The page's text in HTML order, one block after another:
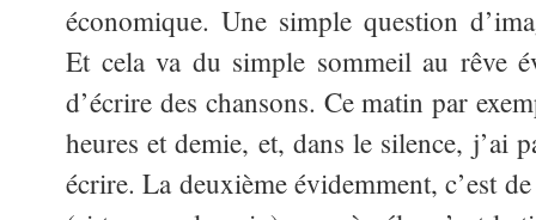
économique. Une simple question
Et cela va du simple sommeil au rêve
d’écrire des chansons. Ce matin par
heures et demie, et, dans le silence, j’ai
écrire. La deuxième évidemment, c’est